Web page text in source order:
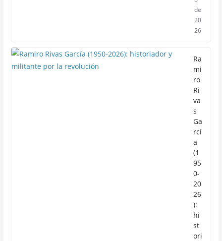
de
20
26
Ra
mi
ro
Ri
va
s
Ga
rcí
a
(1
95
0-
20
26
):
hi
st
ori